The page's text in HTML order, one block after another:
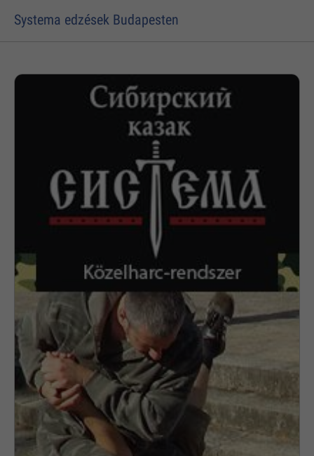
Systema edzések Budapesten